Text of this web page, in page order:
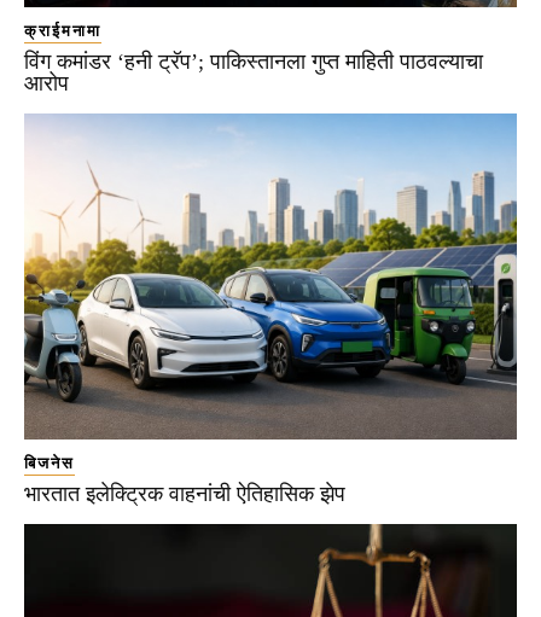
क्राईमनामा
विंग कमांडर ‘हनी ट्रॅप’; पाकिस्तानला गुप्त माहिती पाठवल्याचा
आरोप
बिजनेस
भारतात इलेक्ट्रिक वाहनांची ऐतिहासिक झेप